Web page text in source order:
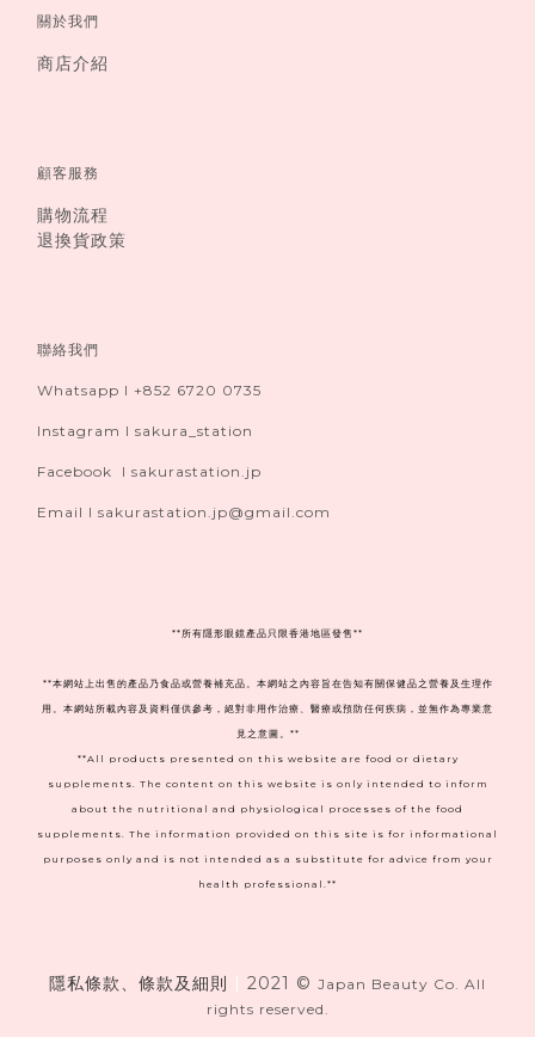
關於我們
商店介紹
顧客服務
購物流程
退換貨政策
聯絡我們
Whatsapp I +852 6720 0735
Instagram I sakura_station
Facebook I sakurastation.jp
Email I sakurastation.jp@gmail.com
** 所有隱形眼鏡產品只限香港地區發售**
**本網站上出售的產品乃食品或營養補充品。本網站之內容旨在告知有關保健品之營養及生理作
用。本網站所載內容及資料僅供參考，絕對非用作治療、醫療或預防任何疾病，並無作為專業意
見之意圖。**
**All products presented on this website are food or dietary
supplements. The content on this website is only intended to inform
about the nutritional and physiological processes of the food
supplements. The information provided on this site is for informational
purposes only and is not intended as a substitute for advice from your
health professional.**
隱私條款、條款及細則 2021 © Japan Beauty Co. All
rights reserved.